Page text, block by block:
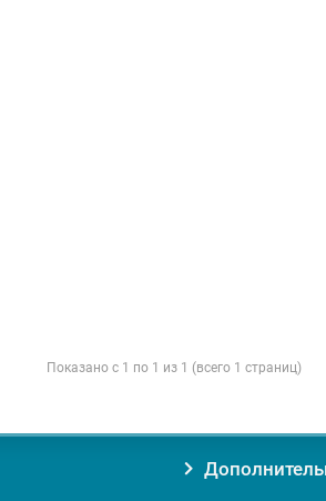
Показано с 1 по 1 из 1 (всего 1 страниц)